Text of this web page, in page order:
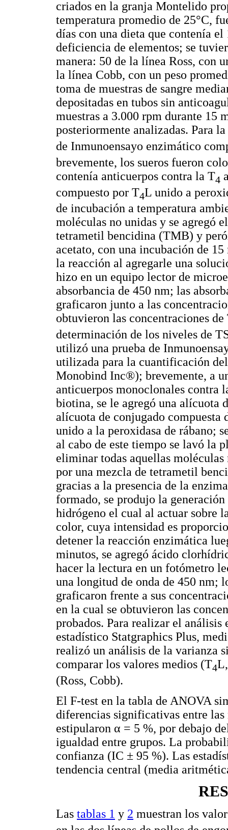
criados en la granja Montelido
temperatura promedio de 25°C,
días con una dieta que contenía
deficiencia de elementos; se
manera: 50 de la línea Ross, con
la línea Cobb, con un peso
toma de muestras de sangre
depositadas en tubos sin
muestras a 3.000 rpm durante 15
posteriormente analizadas. Para
de Inmunoensayo enzimático
brevemente, los sueros fueron
contenía anticuerpos contra la T4
compuesto por T4L unido a
de incubación a temperatura
moléculas no unidas y se agregó
tetrametil bencidina (TMB) y
acetato, con una incubación de
la reacción al agregarle una
hizo en un equipo lector de
absorbancia de 450 nm; las
graficaron junto a las
obtuvieron las concentraciones de
determinación de los niveles de
utilizó una prueba de
utilizada para la cuantificación
Monobind Inc®); brevemente, a
anticuerpos monoclonales contra
biotina, se le agregó una alícuota
alícuota de conjugado
unido a la peroxidasa de rábano;
al cabo de este tiempo se lavó la
eliminar todas aquellas
por una mezcla de tetrametil
gracias a la presencia de la
formado, se produjo la
hidrógeno el cual al actuar sobre
color, cuya intensidad es
detener la reacción enzimática
minutos, se agregó ácido
hacer la lectura en un fotómetro
una longitud de onda de 450 nm;
graficaron frente a sus
en la cual se obtuvieron las
probados. Para realizar el
estadístico Statgraphics Plus,
realizó un análisis de la varianza
comparar los valores medios (T4
(Ross, Cobb).
El F-test en la tabla de ANOVA
diferencias significativas entre las
estipularon α = 5 %, por debajo
igualdad entre grupos. La
confianza (IC ± 95 %). Las
tendencia central (media
Las tablas 1 y 2 muestran los